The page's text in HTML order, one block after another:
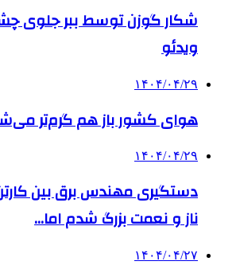
شکار گوزن توسط ببر جلوی
ویدئو
۱۴۰۴/۰۴/۲۹
هوای کشور باز هم گرم‌تر
۱۴۰۴/۰۴/۲۹
دستگیری مهندس برق بین
ناز و نعمت بزرگ شدم اما…
۱۴۰۴/۰۴/۲۷